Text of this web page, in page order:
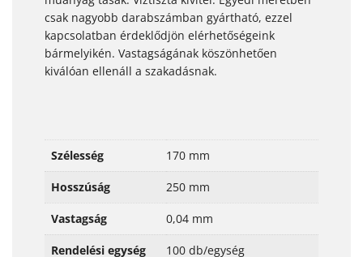
csak nagyobb darabszámban gyártható, ezzel
kapcsolatban érdeklődjön elérhetőségeink
bármelyikén. Vastagságának köszönhetően
kiválóan ellenáll a szakadásnak.
Szélesség 170 mm
Hosszúság 250 mm
Vastagság 0,04 mm
Rendelési egység 100 db/egység